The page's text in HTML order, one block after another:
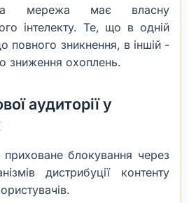
мережа має власну
інтелекту. Те, що в одній
повного зникнення, в іншій -
зниження охоплень.
аудиторії у
приховане блокування через
дистрибуції контенту